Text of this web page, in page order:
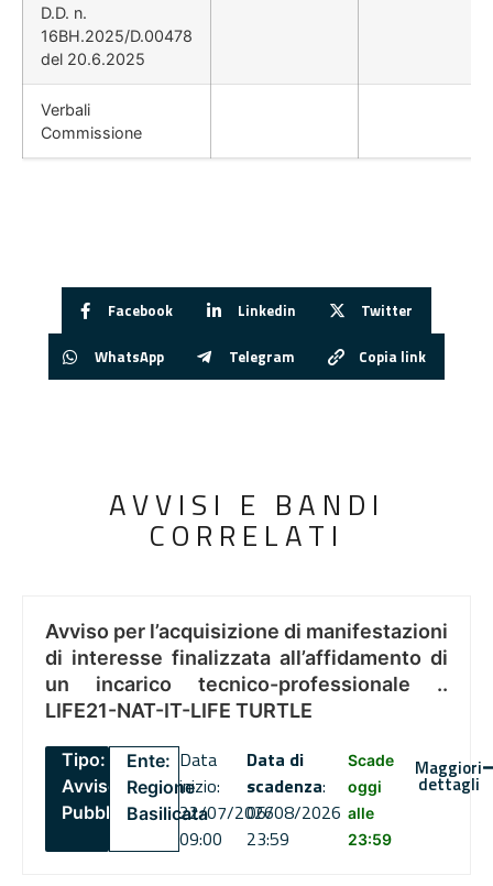
D.D. n.
16BH.2025/D.00478
del 20.6.2025
Verbali
Commissione
Facebook Linkedin Twitter
WhatsApp Telegram Copia link
AVVISI E BANDI
CORRELATI
Avviso per l’acquisizione di manifestazioni
di interesse finalizzata all’affidamento di
un incarico tecnico-professionale ..
LIFE21-NAT-IT-LIFE TURTLE
Tipo:
Avviso
Pubblico
Ente:
Regione
Basilicata
Data
inizio:
22/07/2026
09:00
Data di
scadenza:
06/08/2026
23:59
Scade
oggi
alle
23:59
Maggiori
dettagli